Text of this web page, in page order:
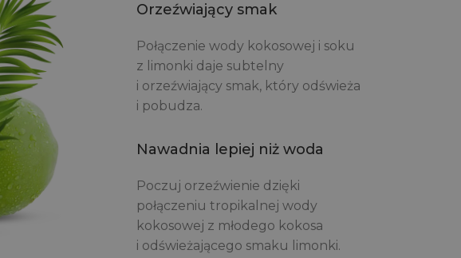
Orzeźwiający smak
Połączenie wody kokosowej i soku
z limonki daje subtelny
i orzeźwiający smak, który odświeża
i pobudza.
Nawadnia lepiej niż woda
Poczuj orzeźwienie dzięki
połączeniu tropikalnej wody
kokosowej z młodego kokosa
i odświeżającego smaku limonki.